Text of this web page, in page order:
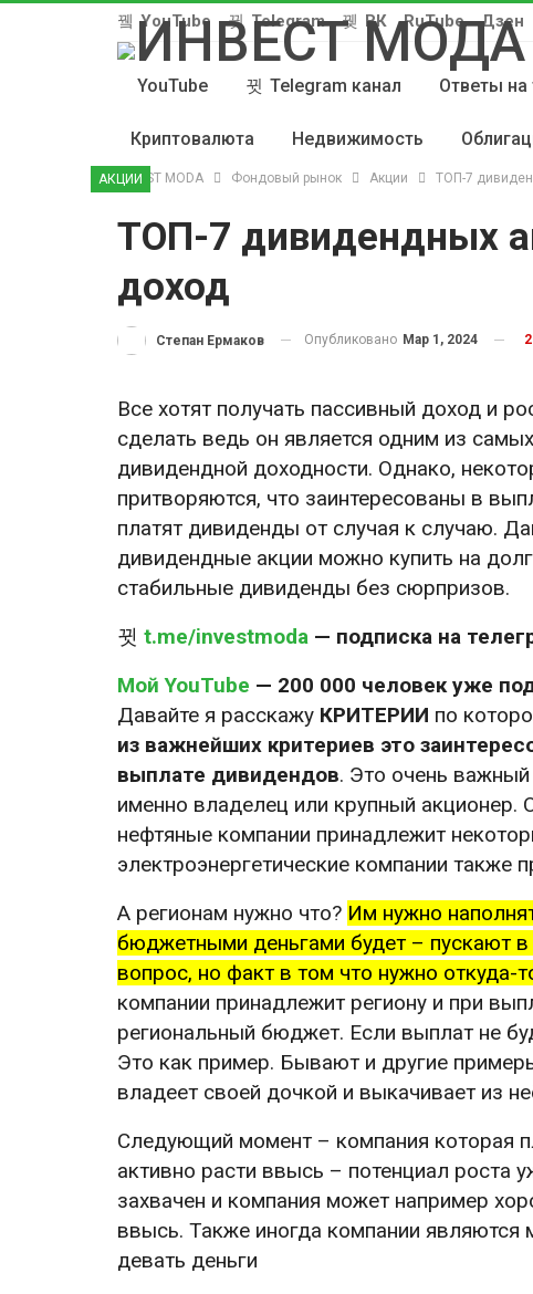
YouTube Telegram ВК RuTube Дзен
YouTube Telegram канал Ответы на
Криптовалюта Недвижимость
INVEST MODA Фондовый рынок Акции ТОП-7
АКЦИИ
ТОП-7 дивидендных
доход
Степан Ермаков Опубликовано Мар 1, 2024
Все хотят получать пассивный доход и
сделать ведь он является одним из
дивидендной доходности. Однако,
притворяются, что заинтересованы в
платят дивиденды от случая к случаю.
дивидендные акции можно купить на
стабильные дивиденды без сюрпризов.
t.me/investmoda — подписка на
Мой YouTube — 200 000 человек уже
Давайте я расскажу КРИТЕРИИ по
из важнейших критериев это
выплате дивидендов. Это очень
именно владелец или крупный
нефтяные компании принадлежит
электроэнергетические компании также
А регионам нужно что? Им нужно
бюджетными деньгами будет – пускают в
вопрос, но факт в том что нужно откуда-
компании принадлежит региону и при
региональный бюджет. Если выплат не
Это как пример. Бывают и другие
владеет своей дочкой и выкачивает из
Следующий момент – компания которая
активно расти ввысь – потенциал роста
захвачен и компания может например
ввысь. Также иногда компании являются
девать деньги